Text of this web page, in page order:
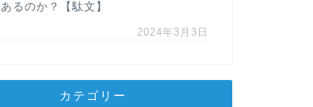
あるのか？【駄文】
2024年3月3日
カテゴリー